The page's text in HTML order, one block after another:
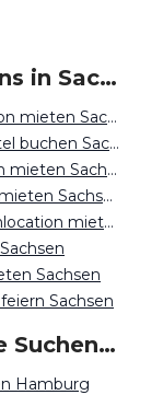
Locations in Sachsen mieten
Eventlocation mieten Sachsen
Tagungshotel buchen Sachsen
Off-Location mieten Sachsen
Restaurant mieten Sachsen
Foto- & Filmlocation mieten Sachsen
Sachsen
Sachsen
Beliebte Suchen auf Event Inc
Hamburg